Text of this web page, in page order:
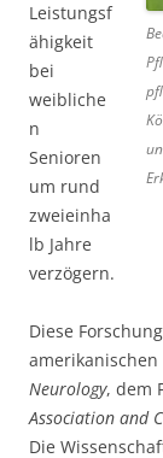
Leistungsf
ähigkeit
bei
weibliche
n
Senioren
um rund
zweieinha
lb Jahre
verzögern.
Diese
Neurology, dem
Association and
Die